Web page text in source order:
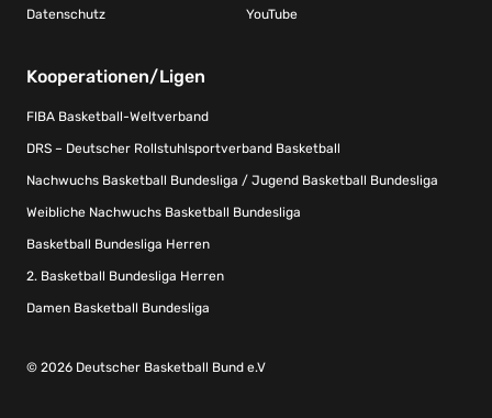
Datenschutz YouTube
Kooperationen/Ligen
FIBA Basketball-Weltverband
DRS – Deutscher Rollstuhlsportverband Basketball
Nachwuchs Basketball Bundesliga / Jugend Basketball Bundesliga
Weibliche Nachwuchs Basketball Bundesliga
Basketball Bundesliga Herren
2. Basketball Bundesliga Herren
Damen Basketball Bundesliga
© 2026 Deutscher Basketball Bund e.V